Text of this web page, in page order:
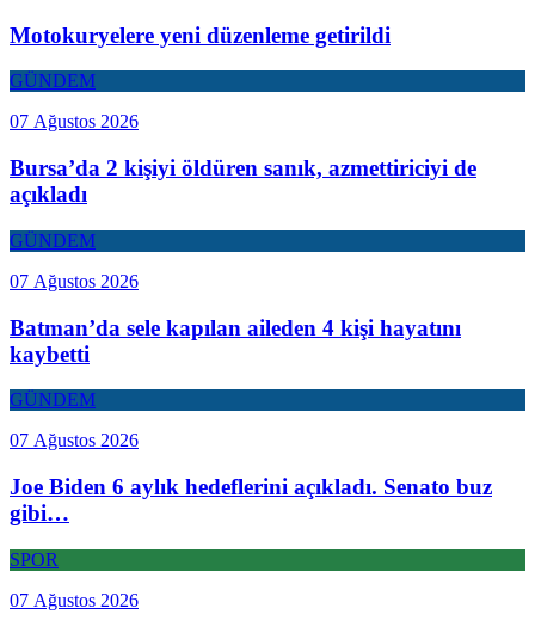
Motokuryelere yeni düzenleme getirildi
GÜNDEM
07 Ağustos 2026
Bursa’da 2 kişiyi öldüren sanık, azmettiriciyi de
açıkladı
GÜNDEM
07 Ağustos 2026
Batman’da sele kapılan aileden 4 kişi hayatını
kaybetti
GÜNDEM
07 Ağustos 2026
Joe Biden 6 aylık hedeflerini açıkladı. Senato buz
gibi…
SPOR
07 Ağustos 2026